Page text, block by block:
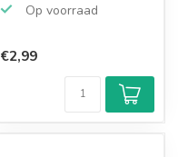
Op voorraad
€2,99